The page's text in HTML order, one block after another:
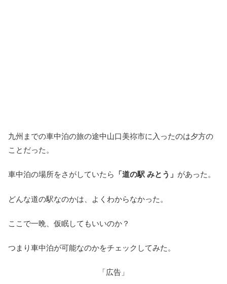
九州までの車中泊の旅の途中山口美祢市に入ったのは夕方の
ことだった。
車中泊の場所をさがしていたら 「道の駅 みとう」 があった。
どんな道の駅なのかは、よくわからなかった。
ここで一晩、仮眠してもいいのか？
つまり車中泊が可能なのかをチェックしてみた。
「広告」